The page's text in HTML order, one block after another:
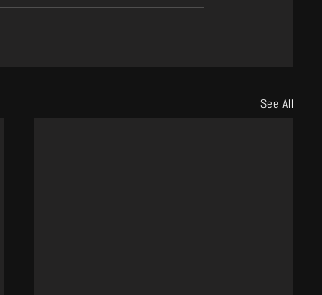
See All